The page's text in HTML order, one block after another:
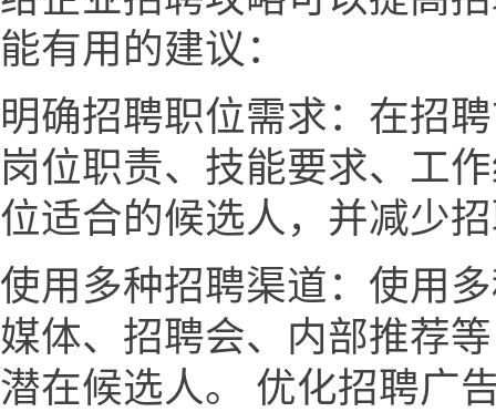
能有用的建议：
明确招聘职位需求：在招
岗位职责、技能要求、工
位适合的候选人，并减少
使用多种招聘渠道：使用
媒体、招聘会、内部推荐
潜在候选人。 优化招聘广